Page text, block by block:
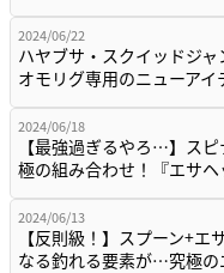
2024/06/22
ハヤブサ・スクイッドジ
オモリグ専用のニューア
2024/06/18
【最強過ぎるやろ…】ス
極の組み合わせ！『エサ
2024/06/13
【反則級！】スプーン+エ
なる釣れる要素が…究極